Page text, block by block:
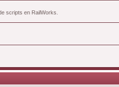
scripts en RailWorks.